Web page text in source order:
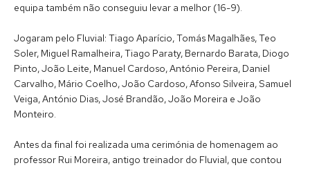
equipa também não conseguiu levar a melhor (16-9).
Jogaram pelo Fluvial: Tiago Aparício, Tomás Magalhães, Teo
Soler, Miguel Ramalheira, Tiago Paraty, Bernardo Barata, Diogo
Pinto, João Leite, Manuel Cardoso, António Pereira, Daniel
Carvalho, Mário Coelho, João Cardoso, Afonso Silveira, Samuel
Veiga, António Dias, José Brandão, João Moreira e João
Monteiro.
Antes da final foi realizada uma cerimónia de homenagem ao
professor Rui Moreira, antigo treinador do Fluvial, que contou